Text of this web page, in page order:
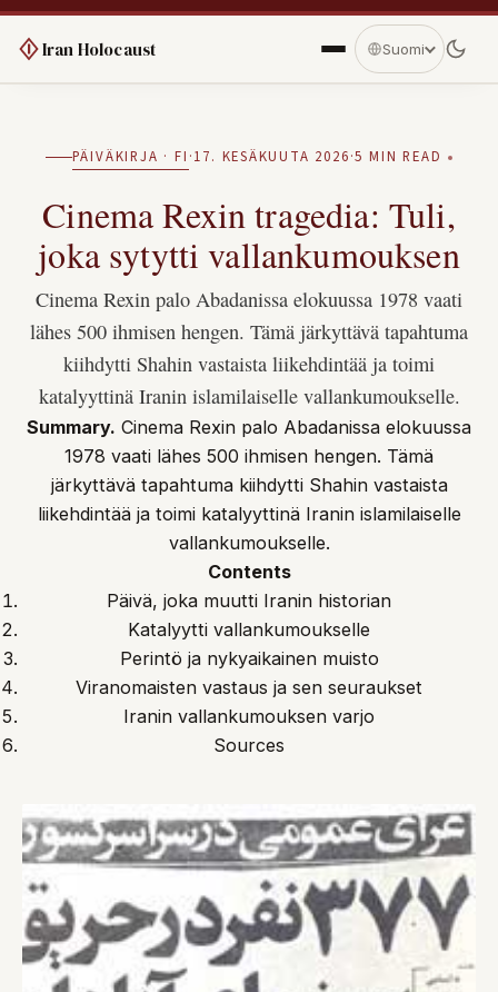
Iran Holocaust Suomi
PÄIVÄKIRJA · FI ·17. KESÄKUUTA 2026·5 MIN READ
Cinema Rexin tragedia: Tuli,
joka sytytti vallankumouksen
Cinema Rexin palo Abadanissa elokuussa 1978 vaati
lähes 500 ihmisen hengen. Tämä järkyttävä tapahtuma
kiihdytti Shahin vastaista liikehdintää ja toimi
katalyyttinä Iranin islamilaiselle vallankumoukselle.
Summary. Cinema Rexin palo Abadanissa elokuussa
1978 vaati lähes 500 ihmisen hengen. Tämä
järkyttävä tapahtuma kiihdytti Shahin vastaista
liikehdintää ja toimi katalyyttinä Iranin islamilaiselle
vallankumoukselle.
Contents
Päivä, joka muutti Iranin historian
Katalyytti vallankumoukselle
Perintö ja nykyaikainen muisto
Viranomaisten vastaus ja sen seuraukset
Iranin vallankumouksen varjo
Sources